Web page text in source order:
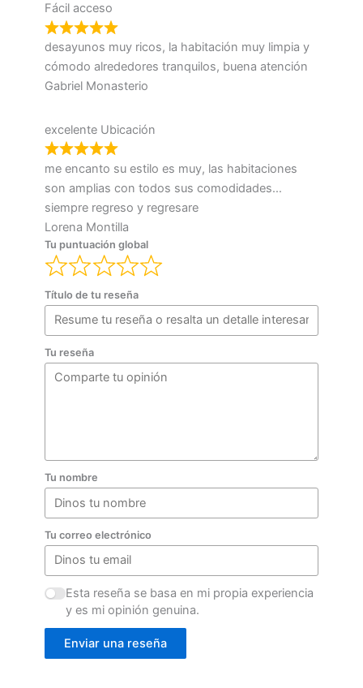
Fácil acceso
desayunos muy ricos, la habitación muy limpia y
cómodo alrededores tranquilos, buena atención
Gabriel Monasterio
excelente Ubicación
me encanto su estilo es muy, las habitaciones
son amplias con todos sus comodidades…
siempre regreso y regresare
Lorena Montilla
Tu puntuación global
Título de tu reseña
Tu reseña
Tu nombre
Tu correo electrónico
Esta reseña se basa en mi propia experiencia
y es mi opinión genuina.
Enviar una reseña